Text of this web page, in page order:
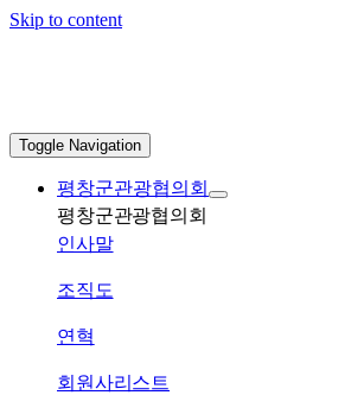
Skip to content
Toggle Navigation
평창군관광협의회
평창군관광협의회
인사말
조직도
연혁
회원사리스트